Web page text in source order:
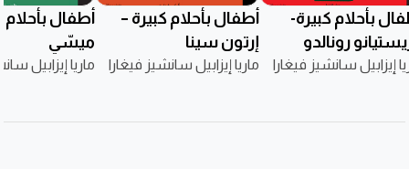
بأحلام كبيرة-
رونالدو
إيزابيل سانشيز فيغارا
أطفال بأحلام كبيرة –
إرتون سينا
ماريا إيزابيل سانشيز فيغارا
أطفال بأحلام
ميسّي
ماريا إيزابيل